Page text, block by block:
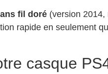
fil doré (version 2014,
rapide en seulement
casque